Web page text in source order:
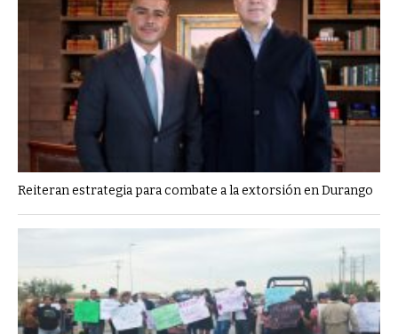
Reiteran estrategia para combate a la extorsión en Durango